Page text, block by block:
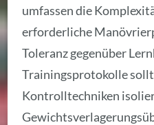
umfassen die
erforderliche
Toleranz gegenüber
Trainingsprotokolle
Kontrolltechniken